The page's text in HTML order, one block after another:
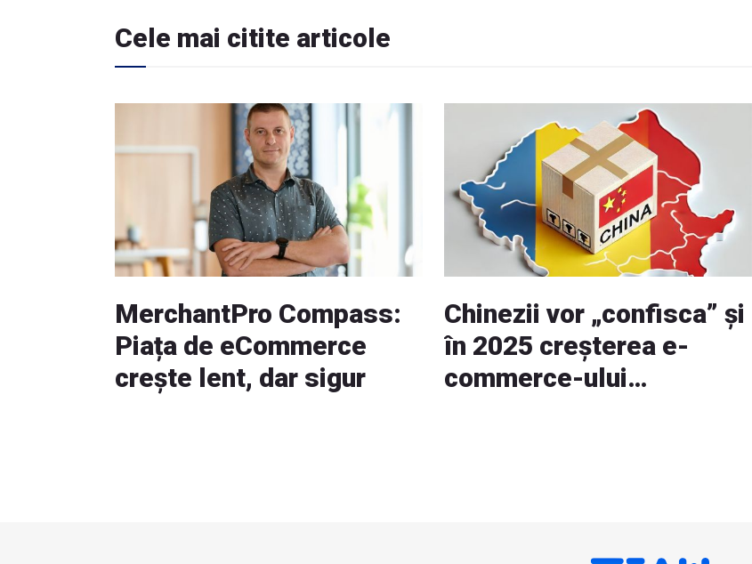
Cele mai citite articole
MerchantPro Compass:
Piața de eCommerce
crește lent, dar sigur
Chinezii vor „confisca” și
în 2025 creșterea e-
commerce-ului